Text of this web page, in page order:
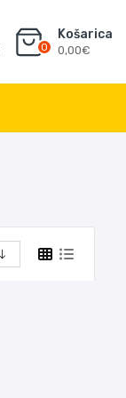
0
Košarica
0,00€